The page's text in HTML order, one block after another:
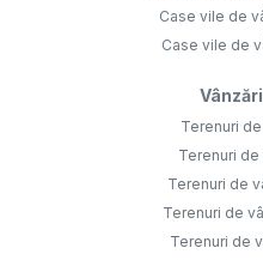
Case vile de
Case vile de
Terenuri
Terenuri
Terenuri de
Terenuri de
Terenuri de